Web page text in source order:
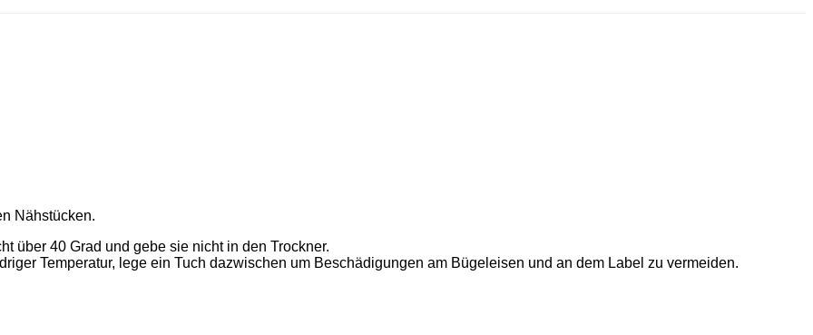
Nähstücken.
über 40 Grad und gebe sie nicht in den Trockner.
Temperatur, lege ein Tuch dazwischen um Beschädigungen am Bügeleisen und an dem Label zu vermeiden.